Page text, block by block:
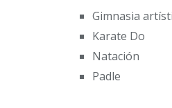
Gimnasia
Karate Do
Natación
Padle